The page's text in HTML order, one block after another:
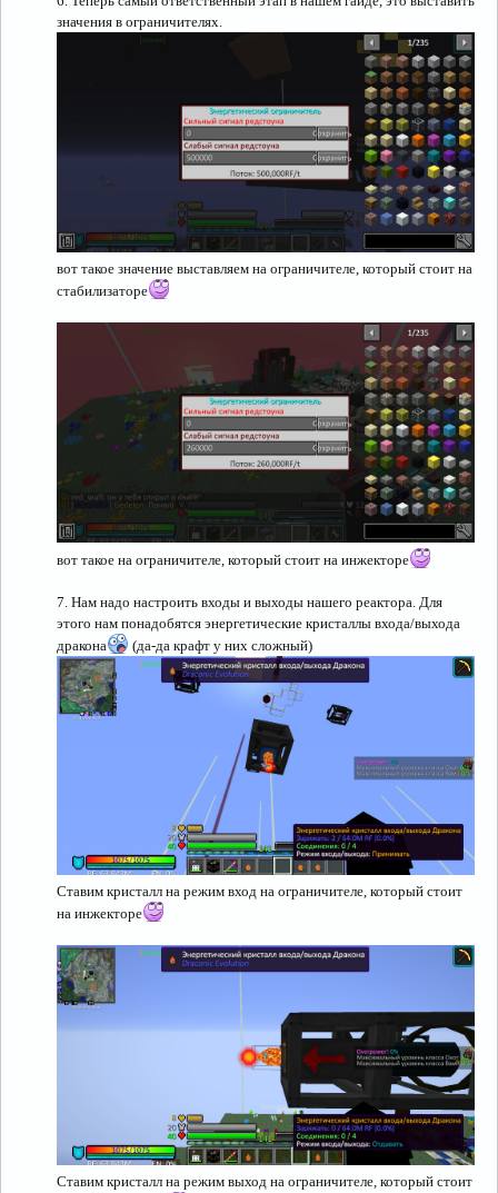
значения в ограничителях.
вот такое значение выставляем на ограничителе, который стоит на
стабилизаторе
вот такое на ограничителе, который стоит на инжекторе
7. Нам надо настроить входы и выходы нашего реактора. Для
этого нам понадобятся энергетические кристаллы входа/выхода
дракона
(да-да крафт у них сложный)
Ставим кристалл на режим вход на ограничителе, который стоит
на инжекторе
Ставим кристалл на режим выход на ограничителе, который стоит